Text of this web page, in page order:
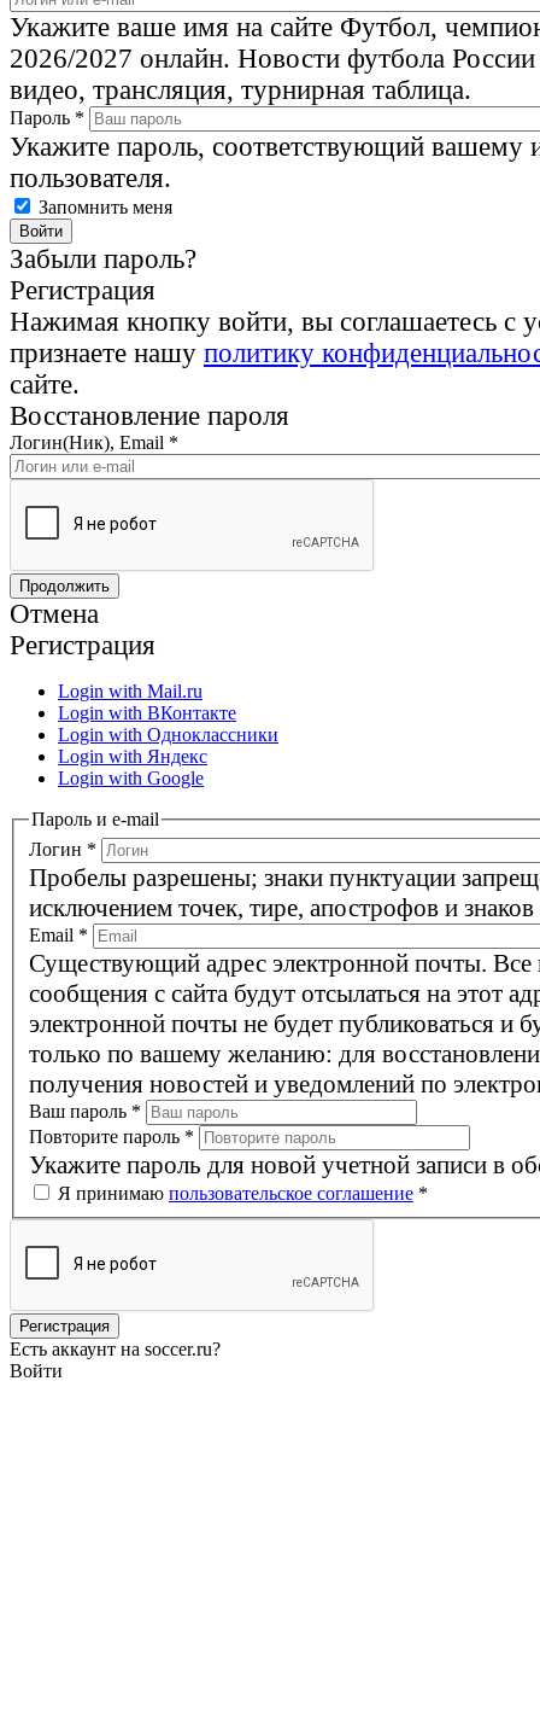
Укажите ваше имя на сайте Футбол,
2026/2027 онлайн. Новости футбола
видео, трансляция, турнирная таблица.
Пароль *
Укажите пароль, соответствующий вашему
пользователя.
Запомнить меня
Забыли пароль?
Регистрация
Нажимая кнопку войти, вы соглашаетесь с
признаете нашу политику
сайте.
Восстановление пароля
Логин(Ник), Email *
Отмена
Регистрация
Login with Mail.ru
Login with ВКонтакте
Login with Одноклассники
Login with Яндекс
Login with Google
Пароль и e-mail
Логин *
Пробелы разрешены; знаки пунктуации
исключением точек, тире, апострофов и
Email *
Существующий адрес электронной почты. Все
сообщения с сайта будут отсылаться на этот
электронной почты не будет публиковаться и
только по вашему желанию: для
получения новостей и уведомлений по
Ваш пароль *
Повторите пароль *
Укажите пароль для новой учетной записи в
Я принимаю пользовательское соглашение *
Есть аккаунт на soccer.ru?
Войти